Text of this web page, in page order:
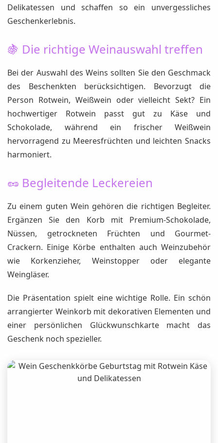
Delikatessen und schaffen so ein unvergessliches
Geschenkerlebnis.
🍇 Die richtige Weinauswahl treffen
Bei der Auswahl des Weins sollten Sie den Geschmack
des Beschenkten berücksichtigen. Bevorzugt die
Person Rotwein, Weißwein oder vielleicht Sekt? Ein
hochwertiger Rotwein passt gut zu Käse und
Schokolade, während ein frischer Weißwein
hervorragend zu Meeresfrüchten und leichten Snacks
harmoniert.
🥜 Begleitende Leckereien
Zu einem guten Wein gehören die richtigen Begleiter.
Ergänzen Sie den Korb mit Premium-Schokolade,
Nüssen, getrockneten Früchten und Gourmet-
Crackern. Einige Körbe enthalten auch Weinzubehör
wie Korkenzieher, Weinstopper oder elegante
Weingläser.
Die Präsentation spielt eine wichtige Rolle. Ein schön
arrangierter Weinkorb mit dekorativen Elementen und
einer persönlichen Glückwunschkarte macht das
Geschenk noch spezieller.